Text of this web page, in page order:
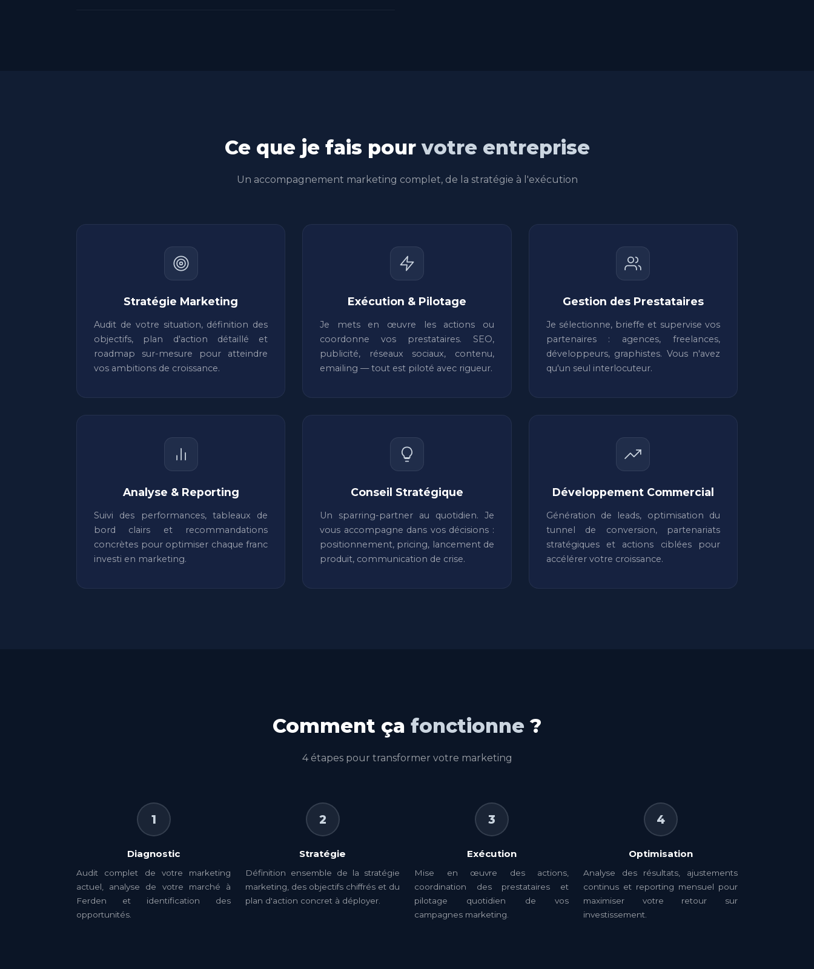
Ce que je fais pourvotre entreprise
Un accompagnement marketing complet, de la stratégie à l'exécution
Stratégie Marketing
Audit de votre situation, définition des
objectifs, plan d'action détaillé et
roadmap sur-mesure pour atteindre
vos ambitions de croissance.
Exécution & Pilotage
Je mets en œuvre les actions ou
coordonne vos prestataires. SEO,
publicité, réseaux sociaux, contenu,
emailing — tout est piloté avec rigueur.
Gestion des Prestataires
Je sélectionne, brieffe et supervise vos
partenaires : agences, freelances,
développeurs, graphistes. Vous n'avez
qu'un seul interlocuteur.
Analyse & Reporting
Suivi des performances, tableaux de
bord clairs et recommandations
concrètes pour optimiser chaque franc
investi en marketing.
Conseil Stratégique
Un sparring-partner au quotidien. Je
vous accompagne dans vos décisions :
positionnement, pricing, lancement de
produit, communication de crise.
Développement Commercial
Génération de leads, optimisation du
tunnel de conversion, partenariats
stratégiques et actions ciblées pour
accélérer votre croissance.
Comment ça fonctionne ?
4 étapes pour transformer votre marketing
1
Diagnostic
Audit complet de votre marketing
actuel, analyse de votre marché à
Ferden et identification des
opportunités.
2
Stratégie
Définition ensemble de la stratégie
marketing, des objectifs chiffrés et du
plan d'action concret à déployer.
3
Exécution
Mise en œuvre des actions,
coordination des prestataires et
pilotage quotidien de vos
campagnes marketing.
4
Optimisation
Analyse des résultats, ajustements
continus et reporting mensuel pour
maximiser votre retour sur
investissement.